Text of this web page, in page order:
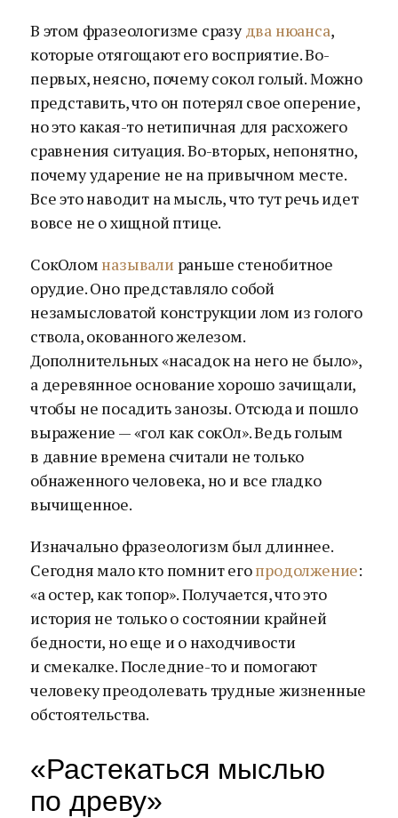
В этом фразеологизме сразудва нюанса,
которые отягощают его восприятие. Во-
первых, неясно, почему сокол голый. Можно
представить, что он потерял свое оперение,
но это какая-то нетипичная для расхожего
сравнения ситуация. Во-вторых, непонятно,
почему ударение не на привычном месте.
Все это наводит на мысль, что тут речь идет
вовсе не о хищной птице.
СокОлом называли раньше стенобитное
орудие. Оно представляло собой
незамысловатой конструкции лом из голого
ствола, окованного железом.
Дополнительных «насадок на него не было»,
а деревянное основание хорошо зачищали,
чтобы не посадить занозы. Отсюда и пошло
выражение — «гол как сокОл». Ведь голым
в давние времена считали не только
обнаженного человека, но и все гладко
вычищенное.
Изначально фразеологизм был длиннее.
Сегодня мало кто помнит егопродолжение:
«а остер, как топор». Получается, что это
история не только о состоянии крайней
бедности, но еще и о находчивости
и смекалке. Последние-то и помогают
человеку преодолевать трудные жизненные
обстоятельства.
«Растекаться мыслью
по древу»